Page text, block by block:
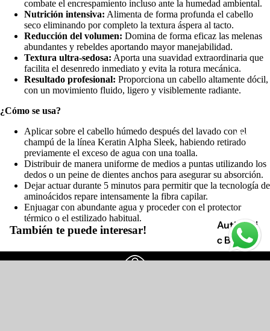
Marcas
Authenti
c Beauty
Concept
completacombate el encrespamiento incluso ante la humedad ambiental.
Nutrición intensiva: Alimenta de forma profunda el cabello
seco eliminando por completo la textura áspera al tacto.
Reducción del volumen: Domina de forma eficaz las melenas
abundantes y rebeldes aportando mayor manejabilidad.
Textura ultra-sedosa: Aporta una suavidad extraordinaria que
facilita el desenredo inmediato y evita la rotura mecánica.
Resultado profesional: Proporciona un cabello altamente dócil,
con un movimiento fluido, ligero y visiblemente radiante.
¿Cómo se usa?
Aplicar sobre el cabello húmedo después del lavado con el
champú de la línea Keratin Alpha Sleek, habiendo retirado
previamente el exceso de agua con una toalla.
Distribuir de manera uniforme de medios a puntas utilizando los
dedos o un peine de dientes anchos para asegurar su absorción.
Dejar actuar durante 5 minutos para permitir que la tecnología de
aminoácidos repare intensamente la fibra capilar.
Enjuagar con abundante agua y proceder con el protector
térmico o el estilizado habitual.
También te puede interesar!